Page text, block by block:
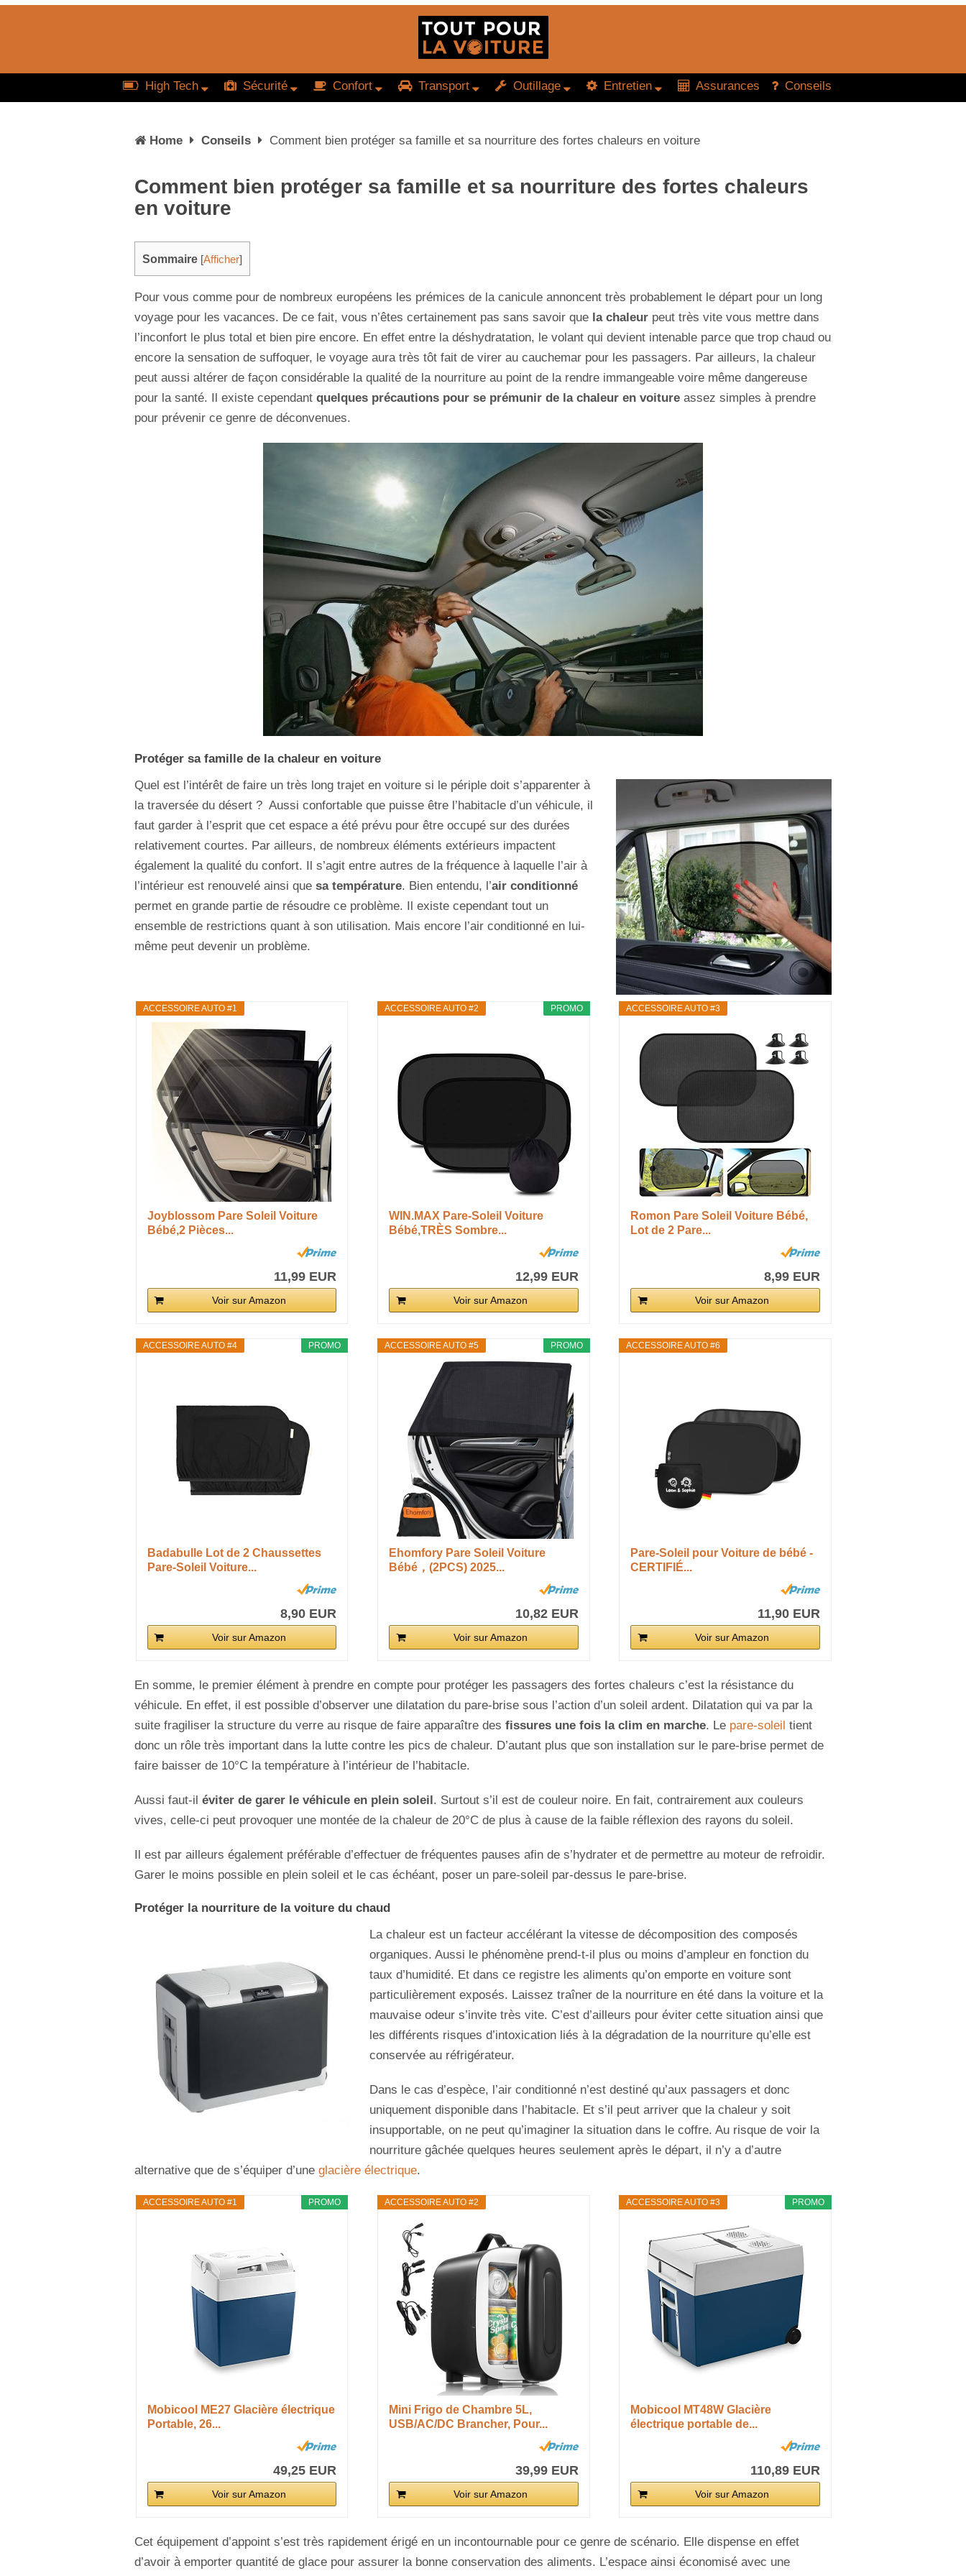
High Tech Sécurité Confort Transport Outillage Entretien Assurances Conseils
Home Conseils Comment bien protéger sa famille et sa nourriture des fortes chaleurs en voiture
Comment bien protéger sa famille et sa nourriture des fortes chaleurs
en voiture
Sommaire [Afficher]
Pour vous comme pour de nombreux européens les prémices de la canicule annoncent très probablement le départ pour un long
voyage pour les vacances. De ce fait, vous n’êtes certainement pas sans savoir que la chaleur peut très vite vous mettre dans
l’inconfort le plus total et bien pire encore. En effet entre la déshydratation, le volant qui devient intenable parce que trop chaud ou
encore la sensation de suffoquer, le voyage aura très tôt fait de virer au cauchemar pour les passagers. Par ailleurs, la chaleur
peut aussi altérer de façon considérable la qualité de la nourriture au point de la rendre immangeable voire même dangereuse
pour la santé. Il existe cependant quelques précautions pour se prémunir de la chaleur en voiture assez simples à prendre
pour prévenir ce genre de déconvenues.
Protéger sa famille de la chaleur en voiture
Quel est l’intérêt de faire un très long trajet en voiture si le périple doit s’apparenter à
la traversée du désert ? Aussi confortable que puisse être l’habitacle d’un véhicule, il
faut garder à l’esprit que cet espace a été prévu pour être occupé sur des durées
relativement courtes. Par ailleurs, de nombreux éléments extérieurs impactent
également la qualité du confort. Il s’agit entre autres de la fréquence à laquelle l’air à
l’intérieur est renouvelé ainsi que sa température. Bien entendu, l’air conditionné
permet en grande partie de résoudre ce problème. Il existe cependant tout un
ensemble de restrictions quant à son utilisation. Mais encore l’air conditionné en lui-
même peut devenir un problème.
ACCESSOIRE AUTO #1
Joyblossom Pare Soleil Voiture
Bébé,2 Pièces...
11,99 EUR
Voir sur Amazon
PROMO
ACCESSOIRE AUTO #2
WIN.MAX Pare-Soleil Voiture
Bébé,TRÈS Sombre...
12,99 EUR
Voir sur Amazon
ACCESSOIRE AUTO #3
Romon Pare Soleil Voiture Bébé,
Lot de 2 Pare...
8,99 EUR
Voir sur Amazon
PROMO
ACCESSOIRE AUTO #4
Badabulle Lot de 2 Chaussettes
Pare-Soleil Voiture...
8,90 EUR
Voir sur Amazon
PROMO
ACCESSOIRE AUTO #5
Ehomfory Pare Soleil Voiture
Bébé，(2PCS) 2025...
10,82 EUR
Voir sur Amazon
ACCESSOIRE AUTO #6
Pare-Soleil pour Voiture de bébé -
CERTIFIÉ...
11,90 EUR
Voir sur Amazon
En somme, le premier élément à prendre en compte pour protéger les passagers des fortes chaleurs c’est la résistance du
véhicule. En effet, il est possible d’observer une dilatation du pare-brise sous l’action d’un soleil ardent. Dilatation qui va par la
suite fragiliser la structure du verre au risque de faire apparaître des fissures une fois la clim en marche. Le pare-soleil tient
donc un rôle très important dans la lutte contre les pics de chaleur. D’autant plus que son installation sur le pare-brise permet de
faire baisser de 10°C la température à l’intérieur de l’habitacle.
Aussi faut-il éviter de garer le véhicule en plein soleil. Surtout s’il est de couleur noire. En fait, contrairement aux couleurs
vives, celle-ci peut provoquer une montée de la chaleur de 20°C de plus à cause de la faible réflexion des rayons du soleil.
Il est par ailleurs également préférable d’effectuer de fréquentes pauses afin de s’hydrater et de permettre au moteur de refroidir.
Garer le moins possible en plein soleil et le cas échéant, poser un pare-soleil par-dessus le pare-brise.
Protéger la nourriture de la voiture du chaud
La chaleur est un facteur accélérant la vitesse de décomposition des composés
organiques. Aussi le phénomène prend-t-il plus ou moins d’ampleur en fonction du
taux d’humidité. Et dans ce registre les aliments qu’on emporte en voiture sont
particulièrement exposés. Laissez traîner de la nourriture en été dans la voiture et la
mauvaise odeur s’invite très vite. C’est d’ailleurs pour éviter cette situation ainsi que
les différents risques d’intoxication liés à la dégradation de la nourriture qu’elle est
conservée au réfrigérateur.
Dans le cas d’espèce, l’air conditionné n’est destiné qu’aux passagers et donc
uniquement disponible dans l’habitacle. Et s’il peut arriver que la chaleur y soit
insupportable, on ne peut qu’imaginer la situation dans le coffre. Au risque de voir la
nourriture gâchée quelques heures seulement après le départ, il n’y a d’autre
alternative que de s’équiper d’une glacière électrique.
PROMO
ACCESSOIRE AUTO #1
Mobicool ME27 Glacière électrique
Portable, 26...
49,25 EUR
Voir sur Amazon
ACCESSOIRE AUTO #2
Mini Frigo de Chambre 5L,
USB/AC/DC Brancher, Pour...
39,99 EUR
Voir sur Amazon
PROMO
ACCESSOIRE AUTO #3
Mobicool MT48W Glacière
électrique portable de...
110,89 EUR
Voir sur Amazon
Cet équipement d’appoint s’est très rapidement érigé en un incontournable pour ce genre de scénario. Elle dispense en effet
d’avoir à emporter quantité de glace pour assurer la bonne conservation des aliments. L’espace ainsi économisé avec une